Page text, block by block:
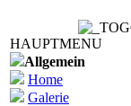
HAUPTMENU
Allgemein
Home
Galerie